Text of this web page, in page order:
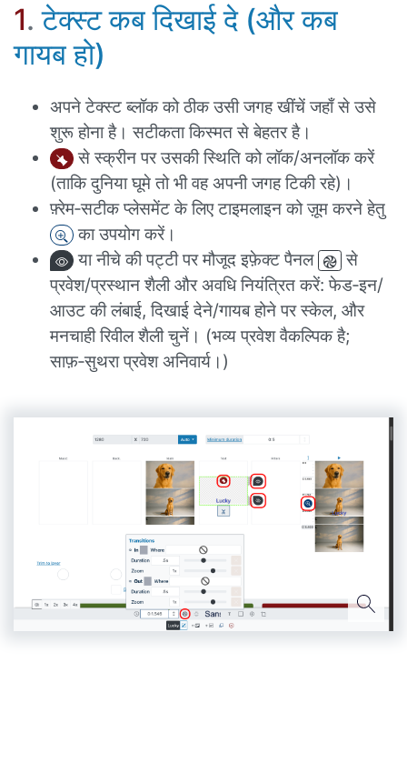
1. टेक्स्ट कब दिखाई दे (और कब
गायब हो)
अपने टेक्स्ट ब्लॉक को ठीक उसी जगह खींचें जहाँ से उसे
शुरू होना है। सटीकता किस्मत से बेहतर है।
से स्क्रीन पर उसकी स्थिति को लॉक/अनलॉक करें
(ताकि दुनिया घूमे तो भी वह अपनी जगह टिकी रहे)।
फ़्रेम‑सटीक प्लेसमेंट के लिए टाइमलाइन को ज़ूम करने हेतु
का उपयोग करें।
या नीचे की पट्टी पर मौजूद इफ़ेक्ट पैनल
से
प्रवेश/प्रस्थान शैली और अवधि नियंत्रित करें: फेड‑इन/
आउट की लंबाई, दिखाई देने/गायब होने पर स्केल, और
मनचाही रिवील शैली चुनें। (भव्य प्रवेश वैकल्पिक है;
साफ़‑सुथरा प्रवेश अनिवार्य।)